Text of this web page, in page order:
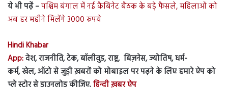
ये भी पढ़ें –पश्चिम बंगाल में नई कैबिनेट बैठक के बड़े फैसले, महिलाओं को
अब हर महीने मिलेंगे 3000 रुपये
Hindi Khabar
App:देश, राजनीति, टेक, बॉलीवुड, राष्ट्र, बिज़नेस, ज्योतिष, धर्म-
कर्म, खेल, ऑटो से जुड़ी ख़बरों को मोबाइल पर पढ़ने के लिए हमारे ऐप को
प्ले स्टोर से डाउनलोड कीजिए.हिन्दी ख़बर ऐप